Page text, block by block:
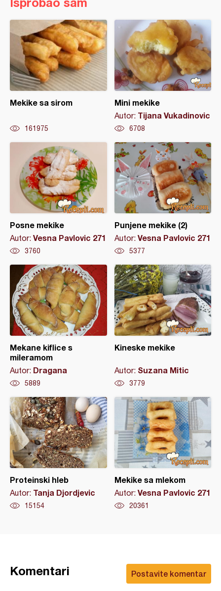
Mekike sa sirom
161975
Mini mekike
Autor: Tijana Vukadinovic
6708
Posne mekike
Autor: Vesna Pavlovic 271
3760
Punjene mekike (2)
Autor: Vesna Pavlovic 271
5377
Mekane kiflice s
mileramom
Autor: Dragana
5889
Kineske mekike
Autor: Suzana Mitic
3779
Proteinski hleb
Autor: Tanja Djordjevic
15154
Mekike sa mlekom
Autor: Vesna Pavlovic 271
20361
Postavite komentar
Komentari